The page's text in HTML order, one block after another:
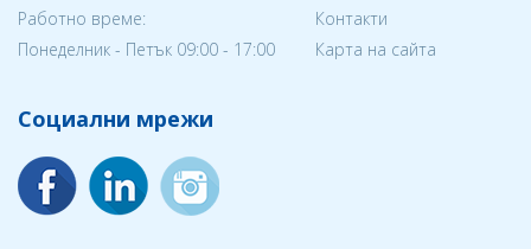
Работно време:
Понеделник - Петък 09:00 - 17:00
Контакти
Карта на сайта
Социални мрежи